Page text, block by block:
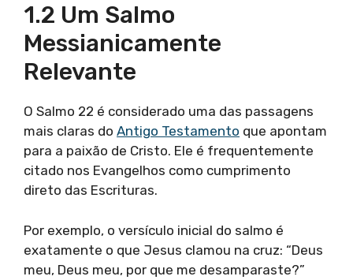
1.2 Um Salmo
Messianicamente
Relevante
O Salmo 22 é considerado uma das passagens
mais claras do Antigo Testamento que apontam
para a paixão de Cristo. Ele é frequentemente
citado nos Evangelhos como cumprimento
direto das Escrituras.
Por exemplo, o versículo inicial do salmo é
exatamente o que Jesus clamou na cruz: “Deus
meu, Deus meu, por que me desamparaste?”